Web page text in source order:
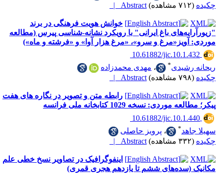
Abstract |
خوانش هویت فرهنگی در برند
باغ ایرانی" با رویکرد نشانه-شناسی پیرس (مطالعه
و سرو»، «مرغ هزار آوا» و «فرشته و ماه»)
10.61882/
،مهدی محمدزاده
Abstract |
رابطه متن و تصویر در نگاره های هفت
نسخه 1029 کتابخانه ملی فرانسه
10.61882/
،پرویز حاصلی
Abstract |
اینفوگرافیک در تصاویر نسخ خطی علم
(سده‌های ششم تا یازدهم هجری قمری)